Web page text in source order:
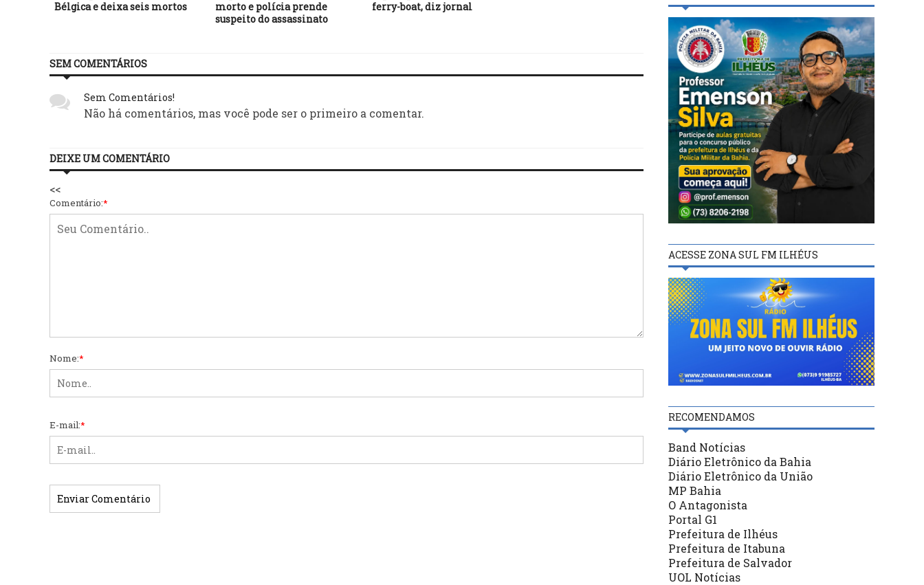
Bélgica e deixa seis mortos
morto e polícia prende
suspeito do assassinato
ferry-boat, diz jornal
estratégica entre SESOP e
Polícia Civil da Bahia
extorquir comerciante
Santo Estévão
SEM COMENTÁRIOS
Sem Comentários!
Não há comentários, mas você pode ser o primeiro a comentar.
DEIXE UM COMENTÁRIO
<<
Comentário:*
Nome:*
E-mail:*
ACESSE ZONA SUL FM ILHÉUS
RECOMENDAMOS
Band Notícias
Diário Eletrônico da Bahia
Diário Eletrônico da União
MP Bahia
O Antagonista
Portal G1
Prefeitura de Ilhéus
Prefeitura de Itabuna
Prefeitura de Salvador
UOL Notícias